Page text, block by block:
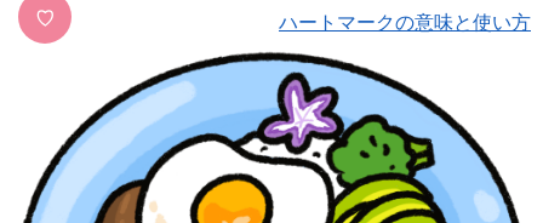
♡ ハートマークの意味と使い方